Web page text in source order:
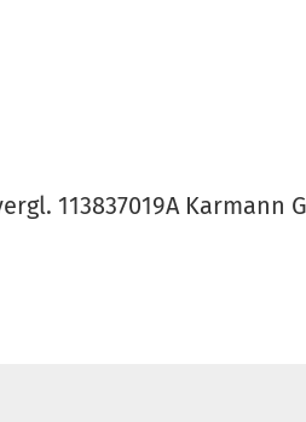
113837019A Karmann